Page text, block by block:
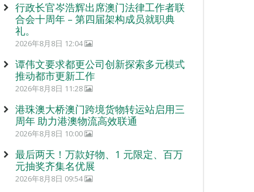
行政长官岑浩辉出席澳门法律工作者联
合会十周年 – 第四届架构成员就职典
礼。
2026年8月8日 12:04
谭伟文要求都更公司创新探索多元模式
推动都市更新工作
2026年8月8日 11:28
港珠澳大桥澳门跨境货物转运站启用三
周年 助力港澳物流高效联通
2026年8月8日 10:00
最后两天！万款好物、1 元限定、百万
元抽奖齐集名优展
2026年8月8日 09:54